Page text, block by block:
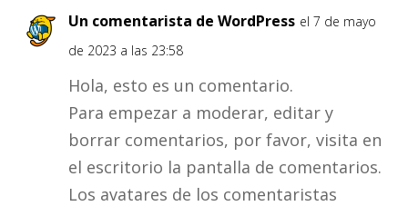
Un comentarista de WordPress el 7 de mayo
de 2023 a las 23:58
Hola, esto es un comentario.
Para empezar a moderar, editar y
borrar comentarios, por favor, visita en
el escritorio la pantalla de comentarios.
Los avatares de los comentaristas